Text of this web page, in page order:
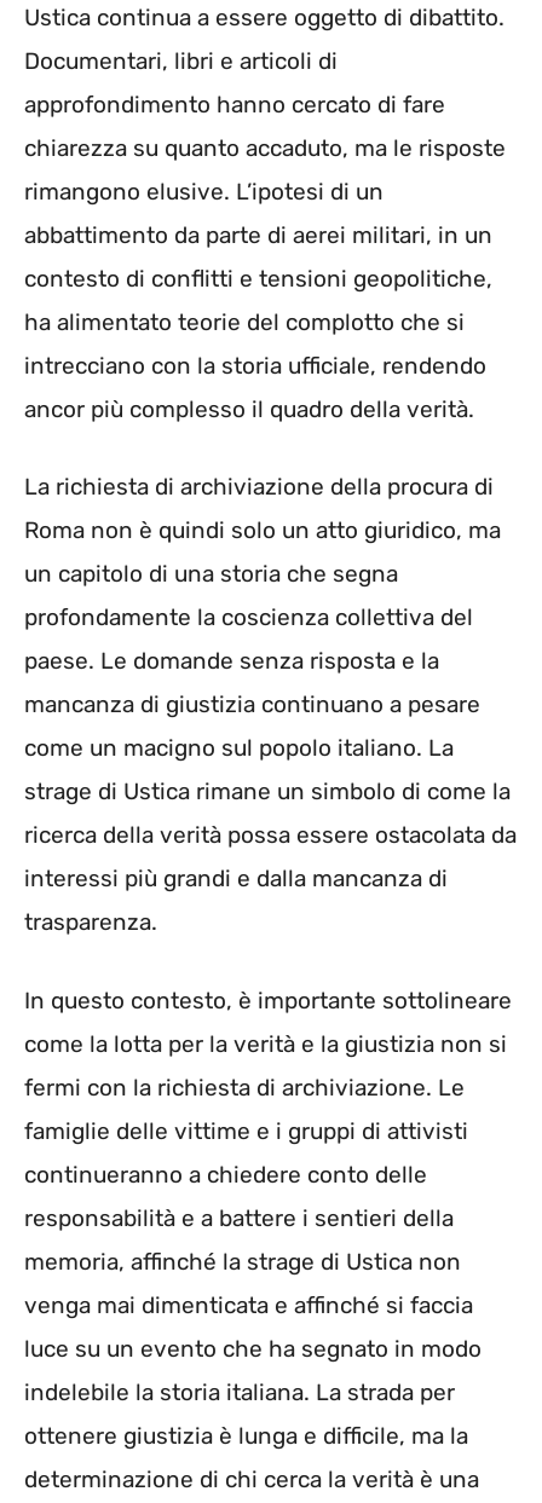
Ustica continua a essere oggetto di dibattito.
Documentari, libri e articoli di
approfondimento hanno cercato di fare
chiarezza su quanto accaduto, ma le risposte
rimangono elusive. L’ipotesi di un
abbattimento da parte di aerei militari, in un
contesto di conflitti e tensioni geopolitiche,
ha alimentato teorie del complotto che si
intrecciano con la storia ufficiale, rendendo
ancor più complesso il quadro della verità.
La richiesta di archiviazione della procura di
Roma non è quindi solo un atto giuridico, ma
un capitolo di una storia che segna
profondamente la coscienza collettiva del
paese. Le domande senza risposta e la
mancanza di giustizia continuano a pesare
come un macigno sul popolo italiano. La
strage di Ustica rimane un simbolo di come la
ricerca della verità possa essere ostacolata da
interessi più grandi e dalla mancanza di
trasparenza.
In questo contesto, è importante sottolineare
come la lotta per la verità e la giustizia non si
fermi con la richiesta di archiviazione. Le
famiglie delle vittime e i gruppi di attivisti
continueranno a chiedere conto delle
responsabilità e a battere i sentieri della
memoria, affinché la strage di Ustica non
venga mai dimenticata e affinché si faccia
luce su un evento che ha segnato in modo
indelebile la storia italiana. La strada per
ottenere giustizia è lunga e difficile, ma la
determinazione di chi cerca la verità è una